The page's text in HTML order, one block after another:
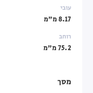
עובי
8.17 מ"מ
רוחב
75.2 מ"מ
מסך